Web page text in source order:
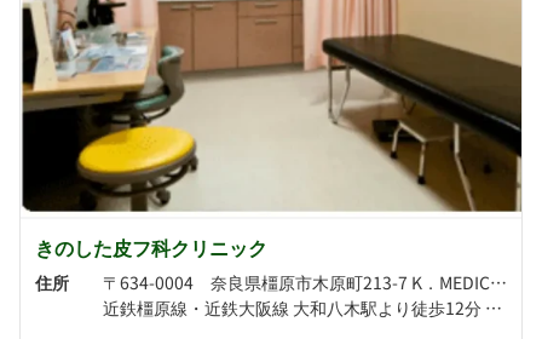
きのした皮フ科クリニック
住所
〒634-0004 奈良県橿原市木原町213-7 K．MEDICALSQUARE3A
近鉄橿原線・近鉄大阪線 大和八木駅より徒歩12分 JR桜井線 畝傍駅より徒歩13分